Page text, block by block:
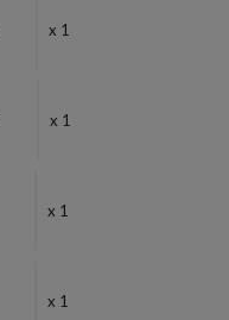
x 1
x 1
x 1
x 1